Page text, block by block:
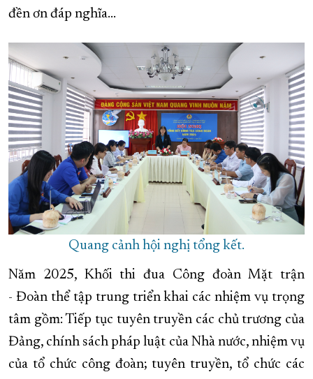
đền ơn đáp nghĩa…
Quang cảnh hội nghị tổng kết.
Năm 2025, Khối thi đua Công đoàn Mặt trận
- Đoàn thể tập trung triển khai các nhiệm vụ trọng
tâm gồm: Tiếp tục tuyên truyền các chủ trương của
Đảng, chính sách pháp luật của Nhà nước, nhiệm vụ
của tổ chức công đoàn; tuyên truyền, tổ chức các